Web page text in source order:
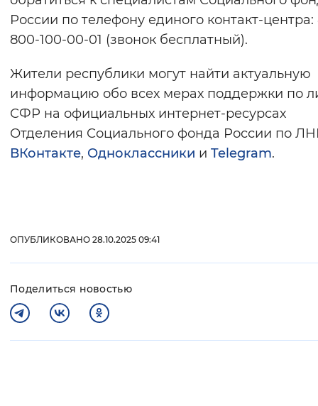
России по телефону единого контакт-центра:
800-100-00-01 (звонок бесплатный).
Жители республики могут найти актуальную
информацию обо всех мерах поддержки по
СФР на официальных интернет-ресурсах
Отделения Социального фонда России по
ВКонтакте, Одноклассники и Telegram.
ОПУБЛИКОВАНО 28.10.2025 09:41
Поделиться новостью